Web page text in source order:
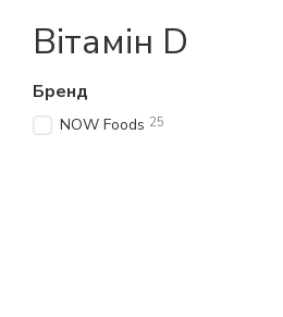
Вітамін D
Бренд
NOW Foods 25